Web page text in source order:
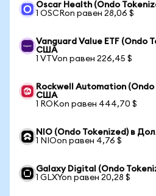
Oscar Health (Ondo
1 OSCRon равен 28,06 $
Vanguard Value ETF (Ondo
США
1 VTVon равен 226,45 $
Rockwell Automation
США
1 ROKon равен 444,70 $
NIO (Ondo Tokenized) в
1 NIOon равен 4,76 $
Galaxy Digital (Ondo
1 GLXYon равен 20,28 $